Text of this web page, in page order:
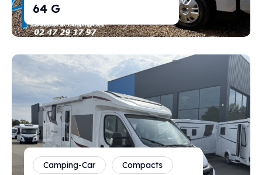
64 G
Camping-Car Compacts